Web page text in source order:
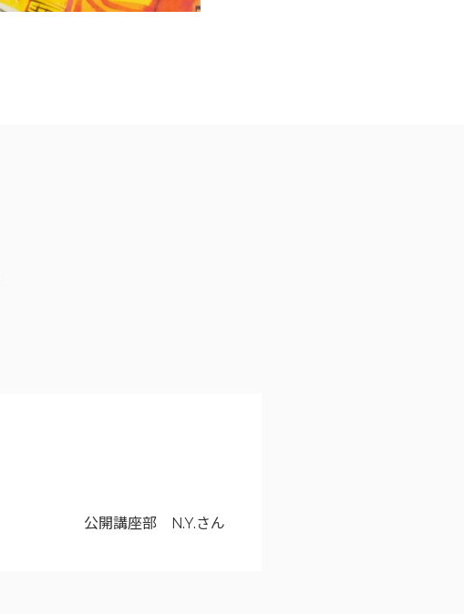
公開講座部 N.Y.さん